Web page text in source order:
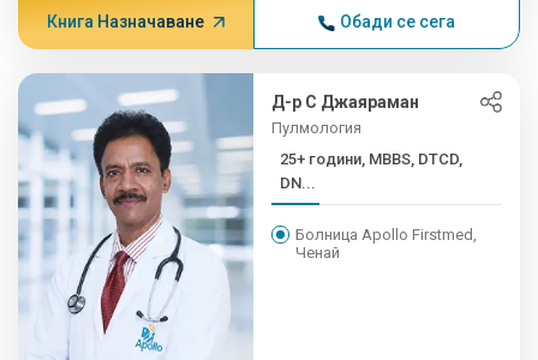
Книга Назначаване Обади се сега
Д-р С Джаяраман
Пулмология
25+ години, MBBS, DTCD,
DN...
Болница Apollo Firstmed,
Ченай